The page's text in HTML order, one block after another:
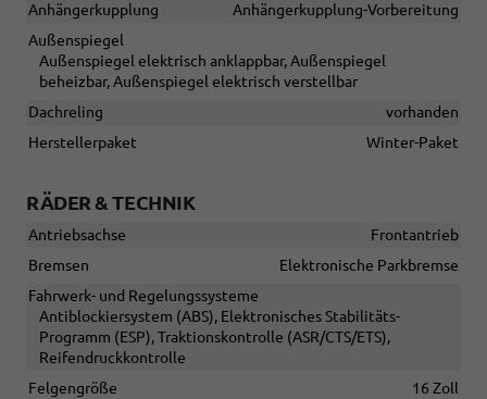
Anhängerkupplung
Anhängerkupplung-Vorbereitung
Außenspiegel
Außenspiegel elektrisch anklappbar, Außenspiegel
beheizbar, Außenspiegel elektrisch verstellbar
Dachreling
vorhanden
Herstellerpaket
Winter-Paket
RÄDER & TECHNIK
Antriebsachse
Frontantrieb
Bremsen
Elektronische Parkbremse
Fahrwerk- und Regelungssysteme
Antiblockiersystem (ABS), Elektronisches Stabilitäts-
Programm (ESP), Traktionskontrolle (ASR/CTS/ETS),
Reifendruckkontrolle
Felgengröße
16 Zoll